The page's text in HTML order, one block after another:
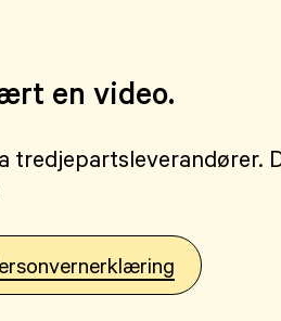
en video.
tredjepartsleverandører.